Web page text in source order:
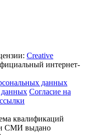
Creative
интернет-
данных
данных Согласие на
квалификаций
СМИ выдано